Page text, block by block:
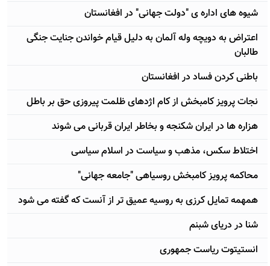
شیوه های اداره ی "دولت جهانی" در افغانستان
اعتراض به دویچه وله آلمان به دلیل قیام خواندن جنایت جنگی
طالبان
باطنی کردن فساد در افغانستان
نجات پرویز کامبخش از کام اژدهای ظلمت پیروزی حق بر باطل
هزاره ها در ایران شکنجه و بخاطر ایران قربانی می شوند
اختلاط سکس، مذهب و سیاست در اسلام سیاسی
محاکمه پرویز کامبخش روسیاهی "جامعه جهانی"
همهمه تمایل کرزی به روسیه عمیق تر از آنست که گفته می شود
شنا در دریای شبنم
انستیتوت ریاست جمهوری